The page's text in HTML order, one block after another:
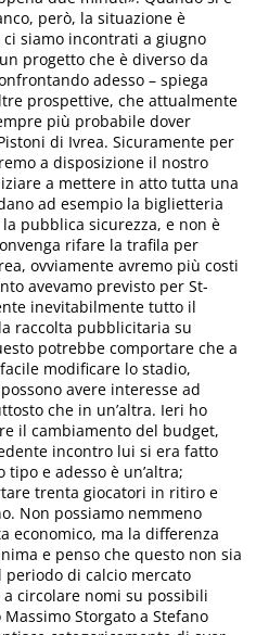
però, la situazione è
siamo incontrati a giugno
progetto che è diverso da
adesso – spiega
prospettive, che attualmente
più probabile dover
di Ivrea. Sicuramente per
a disposizione il nostro
a mettere in atto tutta una
ad esempio la biglietteria
pubblica sicurezza, e non è
rifare la trafila per
ovviamente avremo più costi
avevamo previsto per St-
inevitabilmente tutto il
raccolta pubblicitaria su
potrebbe comportare che a
modificare lo stadio,
avere interesse ad
che in un’altra. Ieri ho
il cambiamento del budget,
incontro lui si era fatto
e adesso è un’altra;
trenta giocatori in ritiro e
Non possiamo nemmeno
economico, ma la differenza
e penso che questo non sia
periodo di calcio mercato
circolare nomi su possibili
Storgato a Stefano